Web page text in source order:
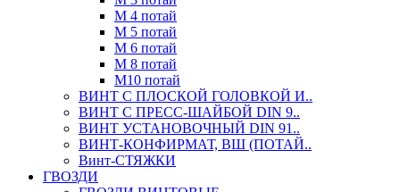
М 4 потай
М 5 потай
М 6 потай
М 8 потай
М10 потай
ВИНТ С ПЛОСКОЙ ГОЛОВКОЙ И..
ВИНТ С ПРЕСС-ШАЙБОЙ DIN 9..
ВИНТ УСТАНОВОЧНЫЙ DIN 91..
ВИНТ-КОНФИРМАТ, ВШ (ПОТАЙ..
Винт-СТЯЖКИ
ГВОЗДИ